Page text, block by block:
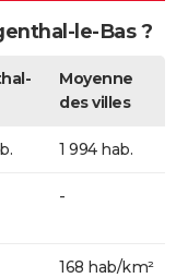
le-Bas ?
Moyenne
des villes
1 994 hab.
-
168 hab/km²